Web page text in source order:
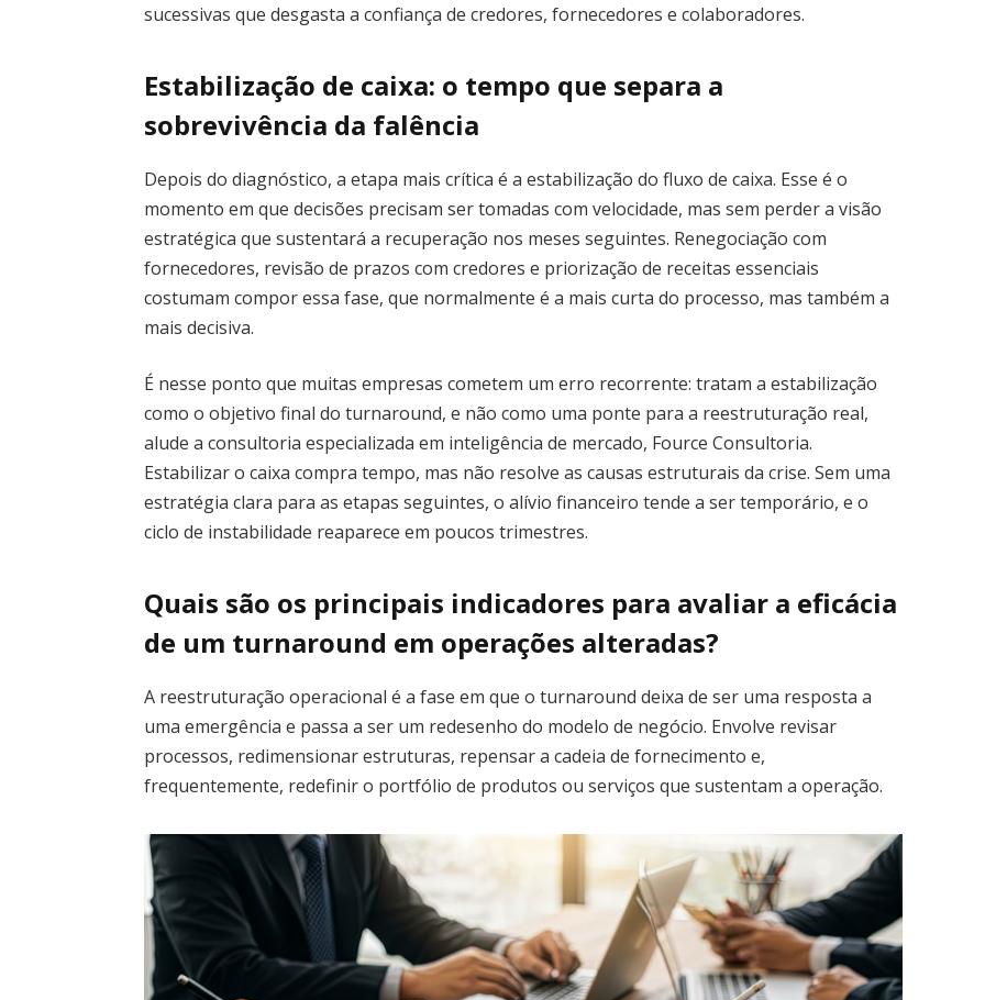
sucessivas que desgasta a confiança de credores, fornecedores e colaboradores.
Estabilização de caixa: o tempo que separa a
sobrevivência da falência
Depois do diagnóstico, a etapa mais crítica é a estabilização do fluxo de caixa. Esse é o
momento em que decisões precisam ser tomadas com velocidade, mas sem perder a visão
estratégica que sustentará a recuperação nos meses seguintes. Renegociação com
fornecedores, revisão de prazos com credores e priorização de receitas essenciais
costumam compor essa fase, que normalmente é a mais curta do processo, mas também a
mais decisiva.
É nesse ponto que muitas empresas cometem um erro recorrente: tratam a estabilização
como o objetivo final do turnaround, e não como uma ponte para a reestruturação real,
alude a consultoria especializada em inteligência de mercado, Fource Consultoria.
Estabilizar o caixa compra tempo, mas não resolve as causas estruturais da crise. Sem uma
estratégia clara para as etapas seguintes, o alívio financeiro tende a ser temporário, e o
ciclo de instabilidade reaparece em poucos trimestres.
Quais são os principais indicadores para avaliar a eficácia
de um turnaround em operações alteradas?
A reestruturação operacional é a fase em que o turnaround deixa de ser uma resposta a
uma emergência e passa a ser um redesenho do modelo de negócio. Envolve revisar
processos, redimensionar estruturas, repensar a cadeia de fornecimento e,
frequentemente, redefinir o portfólio de produtos ou serviços que sustentam a operação.